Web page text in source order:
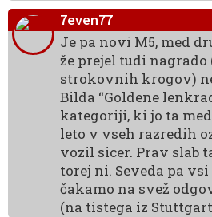
7even77
Je pa novi M5, med
že prejel tudi
strokovnih krogov)
Bilda “Goldene
kategoriji, ki jo ta
leto v vseh razredih
vozil sicer. Prav slab
torej ni. Seveda pa
čakamo na svež
(na tistega iz